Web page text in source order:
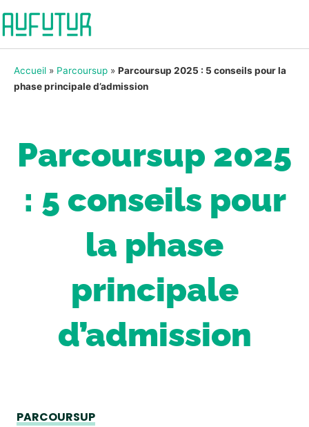
Accueil » Parcoursup » Parcoursup 2025 : 5 conseils pour la
phase principale d’admission
Parcoursup 2025
: 5 conseils pour
la phase
principale
d’admission
PARCOURSUP